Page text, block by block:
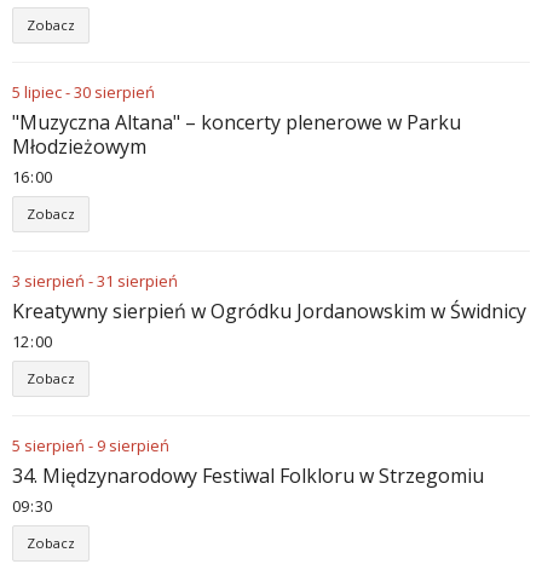
Zobacz
5 lipiec-30 sierpień
"Muzyczna Altana" – koncerty plenerowe w Parku
Młodzieżowym
16:00
Zobacz
3 sierpień -31 sierpień
Kreatywny sierpień w Ogródku Jordanowskim w Świdnicy
12:00
Zobacz
5 sierpień - 9 sierpień
34. Międzynarodowy Festiwal Folkloru w Strzegomiu
09:30
Zobacz